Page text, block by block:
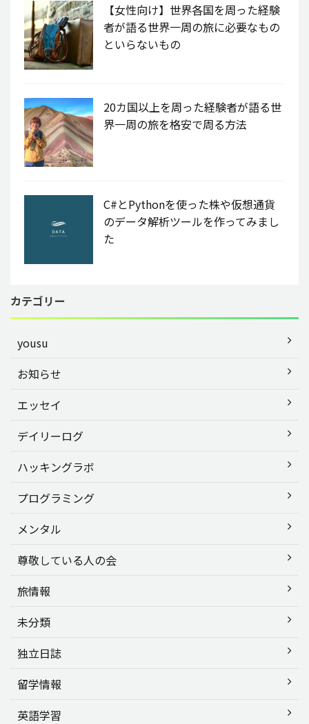
【女性向け】世界各国を周った経験
者が語る世界一周の旅に必要なもの
といらないもの
20カ国以上を周った経験者が語る世
界一周の旅を格安で周る方法
C#とPythonを使った株や仮想通貨
のデータ解析ツールを作ってみまし
た
カテゴリー
yousu
お知らせ
エッセイ
デイリーログ
ハッキングラボ
プログラミング
メンタル
尊敬している人の会
旅情報
未分類
独立日誌
留学情報
英語学習